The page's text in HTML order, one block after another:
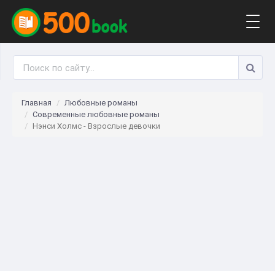
Главная
Любовные романы
Современные любовные романы
Нэнси Холмс - Взрослые девочки